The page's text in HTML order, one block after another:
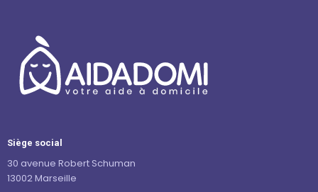
Siège social
30 avenue Robert Schuman
13002 Marseille